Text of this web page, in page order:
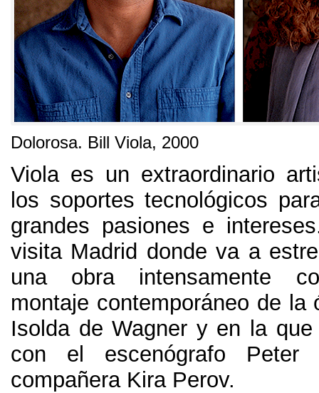
Dolorosa. Bill Viola, 2000
Viola es un extraordinario
los soportes tecnológicos
grandes pasiones e intereses
visita Madrid donde va a
una obra intensamente
montaje contemporáneo de la
Isolda de Wagner y en la que
con el escenógrafo
compañera Kira Perov.